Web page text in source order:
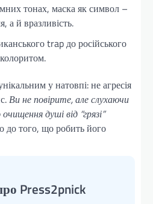
тонах, маска як символ –
а й вразливість.
trap до російського
у натовпі: не агресія
Ви не повірите, але слухаючи
душі від “грязі”
до того, що робить його
Press2pnick